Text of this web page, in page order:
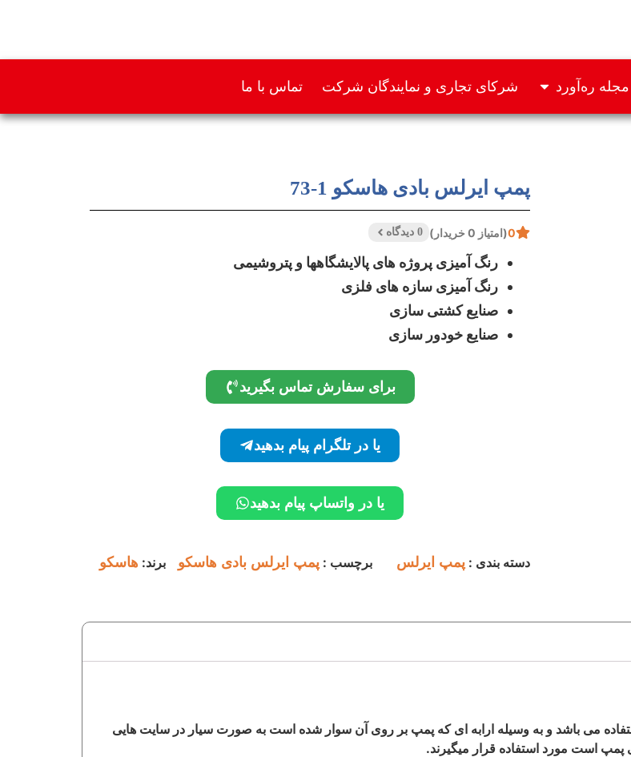
مجله ره‌آورد شرکای تجاری و نمایندگان شرکت تماس با ما
پمپ ایرلس بادی هاسکو 1-73
0(امتیاز 0 خریدار) 0 دیدگاه
رنگ آمیزی پروژه های پالایشگاهها و پتروشیمی
رنگ آمیزی سازه های فلزی
صنایع کشتی سازی
صنایع خودور سازی
برای سفارش تماس بگیرید
یا در تلگرام پیام بدهید
یا در واتساپ پیام بدهید
دسته بندی : پمپ ایرلس برچسب : پمپ ایرلس بادی هاسکو برند: هاسکو
می باشد و به وسیله ارابه ای که پمپ بر روی آن سوار شده است به صورت سیار در سایت هایی
است مورد استفاده قرار میگیرند.